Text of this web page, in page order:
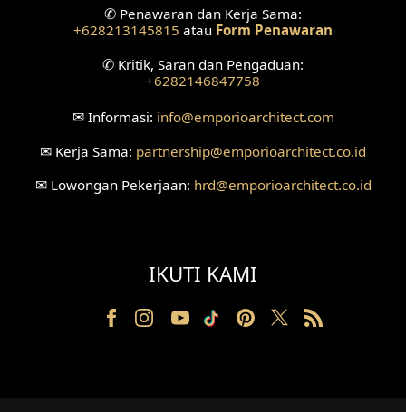
Desain Ruang Perawatan
Desain Ruang Konsultasi
Desain Ruang Receptionist
Desain Teras
Desain Taman
✆ Penawaran dan Kerja Sama:
+628213145815 atau Form Penawaran
✆ Kritik, Saran dan Pengaduan:
+6282146847758
✉Informasi: info@emporioarchitect.com
✉ Kerja Sama: partnership@emporioarchitect.co.id
✉Lowongan Pekerjaan: hrd@emporioarchitect.co.id
IKUTI KAMI